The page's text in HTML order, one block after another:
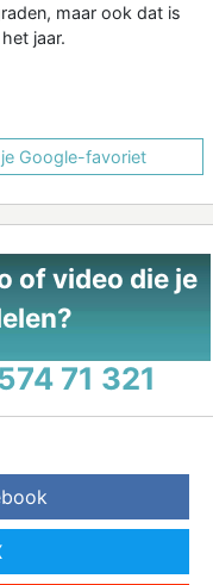
maar ook dat is
jaar.
Google-favoriet
of video die je
71 321